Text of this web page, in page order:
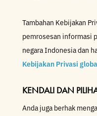
Tambahan Kebijakan
pemrosesan informasi
negara Indonesia dan
Kebijakan Privasi
KENDALI DAN
Anda juga berhak